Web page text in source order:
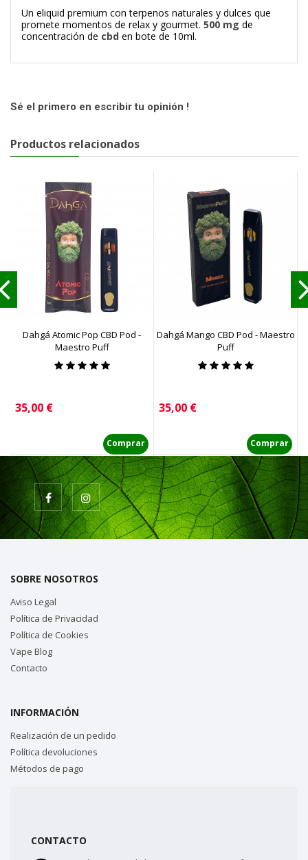
Un eliquid premium con terpenos naturales y dulces que
promete momentos de relax y gourmet. 500 mg de
concentración de cbd en bote de 10ml.
Sé el primero en escribir tu opinión !
Productos relacionados
Dahgá Atomic Pop CBD Pod -
Maestro Puff
Precio
35,00 €
Comprar
Dahgá Mango CBD Pod - Maestro
Puff
Precio
35,00 €
Comprar
SOBRE NOSOTROS
Aviso Legal
Política de Privacidad
Política de Cookies
Vape Blog
Contacto
INFORMACIÓN
Realización de un pedido
Política devoluciones
Métodos de pago
CONTACTO